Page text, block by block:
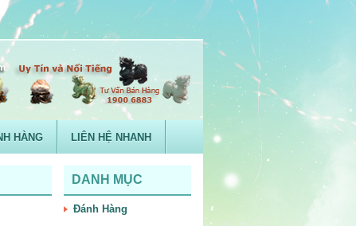
HÀNG LIÊN HỆ NHANH
DANH MỤC
Đánh Hàng